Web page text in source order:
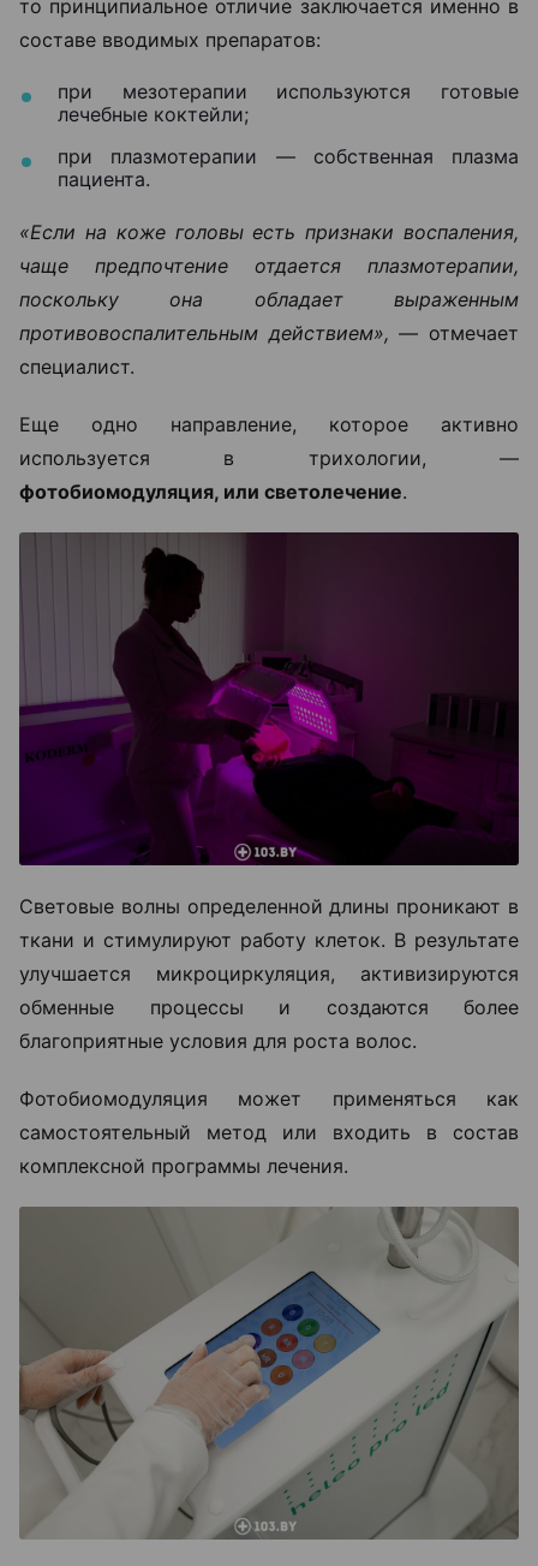
то принципиальное отличие заключается именно в
составе вводимых препаратов:
при мезотерапии используются готовые
лечебные коктейли;
при плазмотерапии — собственная плазма
пациента.
«Если на коже головы есть признаки воспаления,
чаще предпочтение отдается плазмотерапии,
поскольку она обладает выраженным
противовоспалительным действием», — отмечает
специалист.
Еще одно направление, которое активно
используется в трихологии, —
фотобиомодуляция, или светолечение.
Световые волны определенной длины проникают в
ткани и стимулируют работу клеток. В результате
улучшается микроциркуляция, активизируются
обменные процессы и создаются более
благоприятные условия для роста волос.
Фотобиомодуляция может применяться как
самостоятельный метод или входить в состав
комплексной программы лечения.